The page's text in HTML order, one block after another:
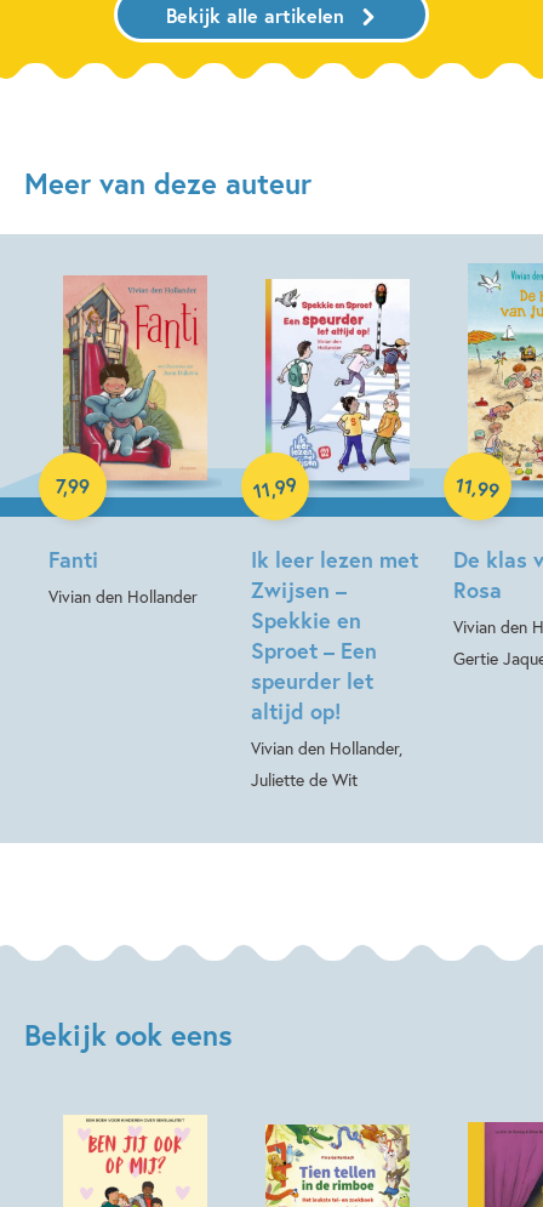
Bekijk alle artikelen
Meer van deze auteur
Fanti
Vivian den Hollander
7,99
E-book
Ik leer lezen met
Zwijsen –
Spekkie en
Sproet – Een
speurder let
altijd op!
Vivian den Hollander,
Juliette de Wit
11,99
Hardcover
De klas
Rosa
Vivian den
Gertie
11,99
Hardcover
Bekijk ook eens